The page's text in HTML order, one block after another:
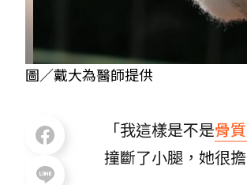
圖／戴大為醫師提供
「我這樣是不是骨
撞斷了小腿，她很